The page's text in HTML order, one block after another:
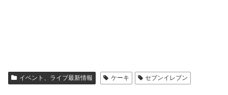
イベント、ライブ最新情報 ケーキ セブンイレブン